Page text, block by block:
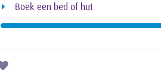
Boek een bed of hut